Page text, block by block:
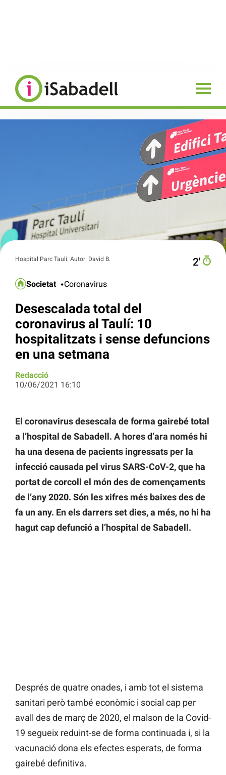
Hospital Parc Taulí. Autor: David B. 2′
Societat Coronavirus
Desescalada total del
coronavirus al Taulí: 10
hospitalitzats i sense defuncions
en una setmana
Redacció
10/06/2021 16:10
El coronavirus desescala de forma gairebé total
a l’hospital de Sabadell. A hores d’ara només hi
ha una desena de pacients ingressats per la
infecció causada pel virus SARS-CoV-2, que ha
portat de corcoll el món des de començaments
de l’any 2020. Són les xifres més baixes des de
fa un any. En els darrers set dies, a més, no hi ha
hagut cap defunció a l’hospital de Sabadell.
Després de quatre onades, i amb tot el sistema
sanitari però també econòmic i social cap per
avall des de març de 2020, el malson de la Covid-
19 segueix reduint-se de forma continuada i, si la
vacunació dona els efectes esperats, de forma
gairebé definitiva.